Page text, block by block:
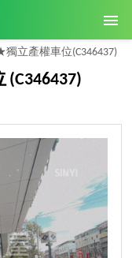
立產權車位(C346437)
(C346437)